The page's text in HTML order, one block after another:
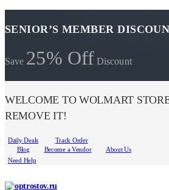
SENIOR’S MEMBER
Save 25% Off Discount
WELCOME TO WOLMART
REMOVE IT!
Daily Deals
Track Order
Blog
Become a Vendor
About Us
Need Help